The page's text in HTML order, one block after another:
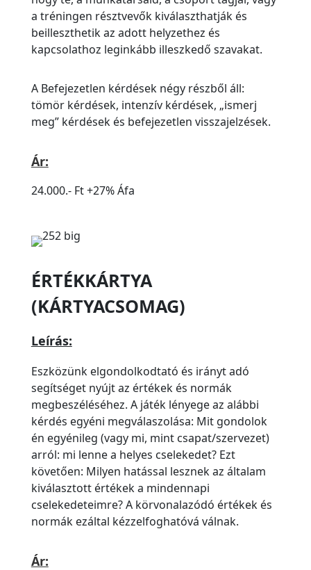
a tréningen résztvevők kiválaszthatják és
beilleszthetik az adott helyzethez és
kapcsolathoz leginkább illeszkedő szavakat.
A Befejezetlen kérdések négy részből áll:
tömör kérdések, intenzív kérdések, „ismerj
meg” kérdések és befejezetlen visszajelzések.
Ár:
24.000.- Ft +27% Áfa
ÉRTÉKKÁRTYA
(KÁRTYACSOMAG)
Leírás:
Eszközünk elgondolkodtató és irányt adó
segítséget nyújt az értékek és normák
megbeszéléséhez. A játék lényege az alábbi
kérdés egyéni megválaszolása: Mit gondolok
én egyénileg (vagy mi, mint csapat/szervezet)
arról: mi lenne a helyes cselekedet? Ezt
követően: Milyen hatással lesznek az általam
kiválasztott értékek a mindennapi
cselekedeteimre? A körvonalazódó értékek és
normák ezáltal kézzelfoghatóvá válnak.
Ár: